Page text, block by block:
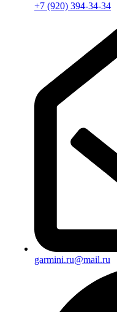
+7 (920) 394-34-34
garmini.ru@mail.ru